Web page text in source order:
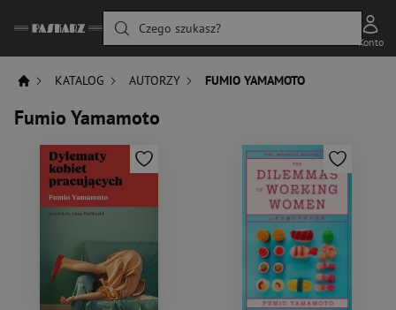
Czego szukasz?
Konto
KATALOG AUTORZY FUMIO YAMAMOTO
Fumio Yamamoto